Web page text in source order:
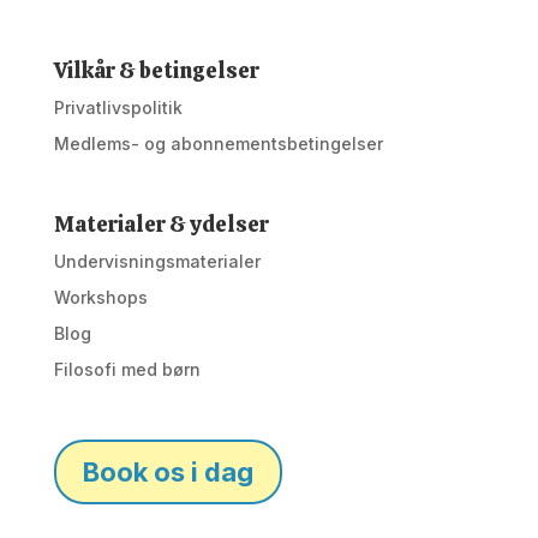
Vilkår & betingelser
Privatlivspolitik
Medlems- og abonnementsbetingelser
Materialer & ydelser
Undervisningsmaterialer
Workshops
Blog
Filosofi med børn
Book os i dag